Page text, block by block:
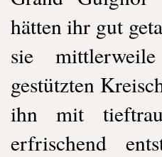
hätten ihr gut
sie
gestützten
ihn mit
erfrischend